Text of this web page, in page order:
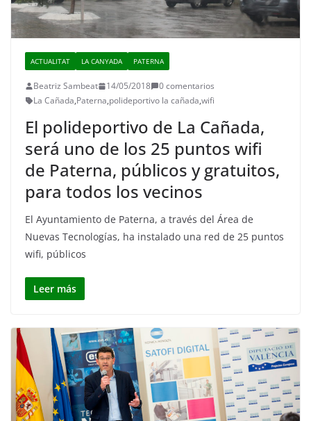
ACTUALITAT LA CANYADA PATERNA
Beatriz Sambeat 14/05/2018
0 comentarios
La Cañada,Paterna,polideportivo la cañada,wifi
El polideportivo de La Cañada,
será uno de los 25 puntos wifi
de Paterna, públicos y gratuitos,
para todos los vecinos
El Ayuntamiento de Paterna, a través del Área de
Nuevas Tecnologías, ha instalado una red de 25 puntos
wifi, públicos
Leer más